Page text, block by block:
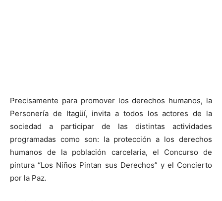
Precisamente para promover los derechos humanos, la
Personería de Itagüí, invita a todos los actores de la
sociedad a participar de las distintas actividades
programadas como son: la protección a los derechos
humanos de la población carcelaria, el Concurso de
pintura “Los Niños Pintan sus Derechos” y el Concierto
por la Paz.